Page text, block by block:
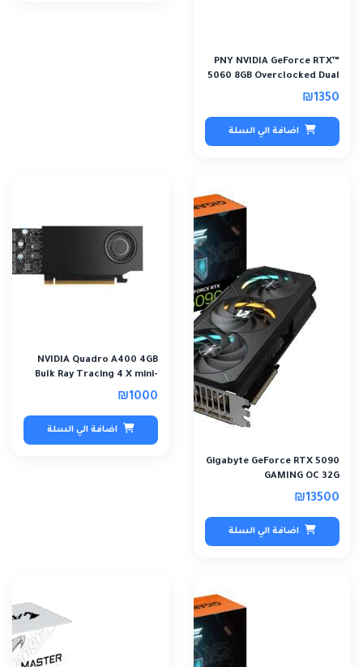
PNY NVIDIA GeForce RTX™
5060 8GB Overclocked Dual
Fan Graphi..
₪1350
اضافة الي السلة
Gigabyte GeForce RTX 5090
GAMING OC 32G
₪13500
اضافة الي السلة
NVIDIA Quadro A400 4GB
Bulk Ray Tracing 4 X mini-
DP
₪1000
اضافة الي السلة